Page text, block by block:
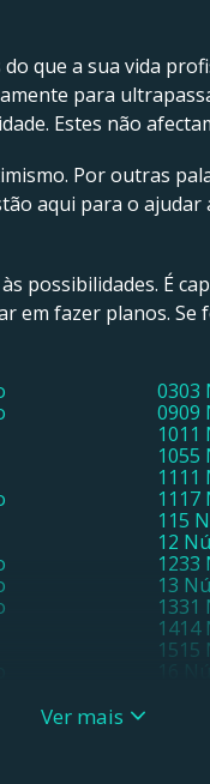
que a sua vida
para
Estes não
Por outras
aqui para o
possibilidades. É
em fazer planos.
0303
0909
1011
1055
1111
1117
115
12
1233
13
1331
1414
1515
Ver mais